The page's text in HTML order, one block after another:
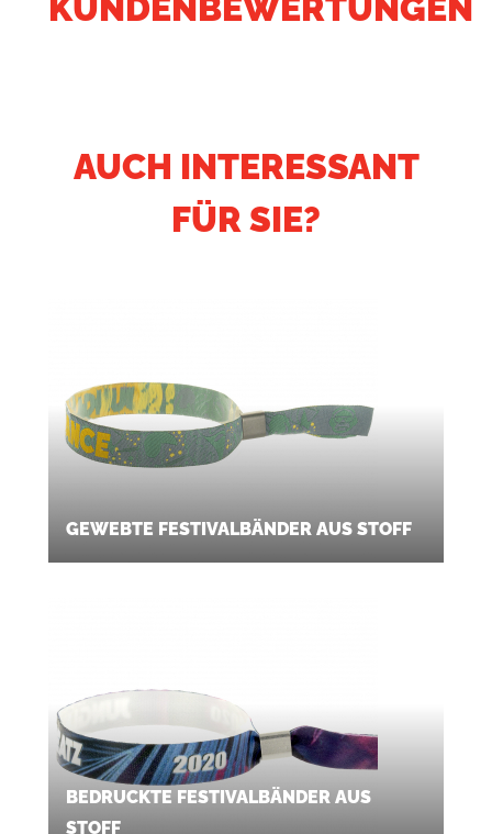
AUCH INTERESSANT
FÜR SIE?
GEWEBTE FESTIVALBÄNDER AUS STOFF
BEDRUCKTE FESTIVALBÄNDER AUS
STOFF